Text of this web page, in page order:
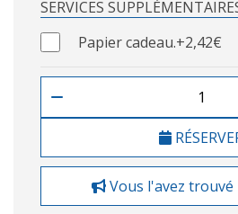
SERVICES
Papier cadeau.+2,42€
Vous l'avez trouvé